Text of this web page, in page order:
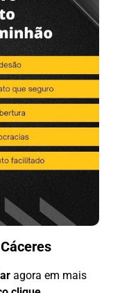
agora em mais